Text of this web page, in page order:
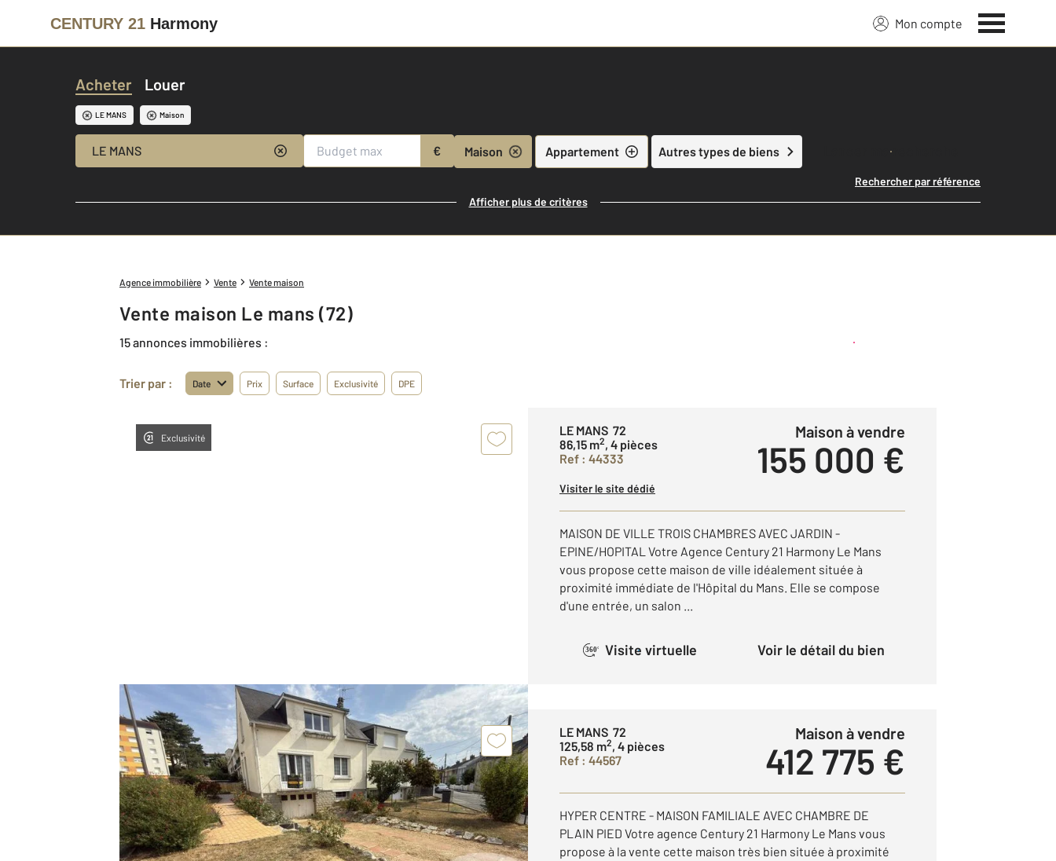
CENTURY 21 Harmony Mon compte
Acheter Louer
LE MANS Maison
LE MANS € Maison Appartement Autres types de biens Lancer ma recherche
Rechercher par référence
Afficher plus de critères
Agence immobilière Vente Vente maison
Vente maison Le mans (72)
15 annonces immobilières : Créer une alerte
Trier par : Date Prix Surface Exclusivité DPE
Exclusivité
LE MANS 72
86,15 m2, 4 pièces
Ref : 44333
Maison à vendre
155 000 €
Visiter le site dédié
MAISON DE VILLE TROIS CHAMBRES AVEC JARDIN -
EPINE/HOPITAL Votre Agence Century 21 Harmony Le Mans
vous propose cette maison de ville idéalement située à
proximité immédiate de l'Hôpital du Mans. Elle se compose
d'une entrée, un salon ...
360° Visite virtuelle Voir le détail du bien
LE MANS 72
125,58 m2, 4 pièces
Ref : 44567
Maison à vendre
412 775 €
HYPER CENTRE - MAISON FAMILIALE AVEC CHAMBRE DE
PLAIN PIED Votre agence Century 21 Harmony Le Mans vous
propose à la vente cette maison très bien située à proximité